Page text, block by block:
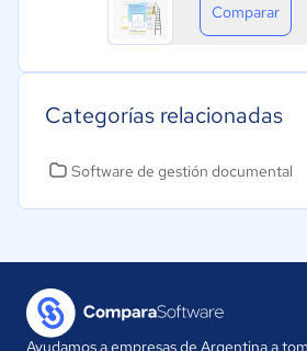
Comparar
Categorías relacionadas
Software de gestión documental